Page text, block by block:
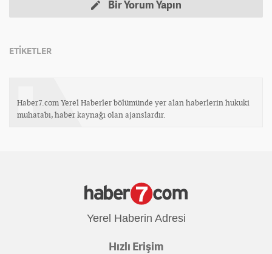
Bir Yorum Yapın
ETİKETLER
Haber7.com Yerel Haberler bölümünde yer alan haberlerin hukuki
muhatabı, haber kaynağı olan ajanslardır.
Yerel Haberin Adresi
Hızlı Erişim